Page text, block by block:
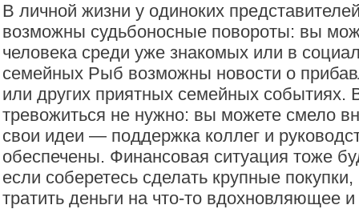
В личной жизни у одиноких
возможны судьбоносные повороты: вы
человека среди уже знакомых или в
семейных Рыб возможны новости о
или других приятных семейных событиях.
тревожиться не нужно: вы можете смело
свои идеи — поддержка коллег и
обеспечены. Финансовая ситуация тоже
если соберетесь сделать крупные покупки,
тратить деньги на что-то вдохновляющее